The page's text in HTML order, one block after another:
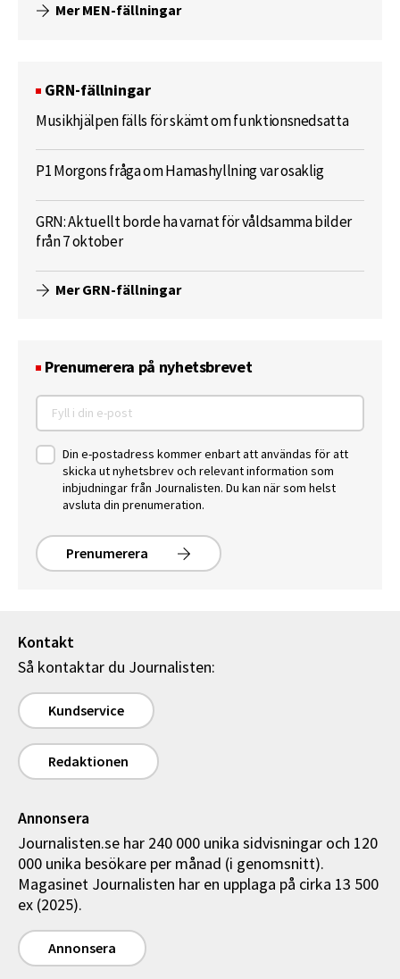
Mer MEN-fällningar
GRN-fällningar
Musikhjälpen fälls för skämt om funktionsnedsatta
P1 Morgons fråga om Hamashyllning var osaklig
GRN: Aktuellt borde ha varnat för våldsamma bilder
från 7 oktober
Mer GRN-fällningar
Prenumerera på nyhetsbrevet
Din e-postadress kommer enbart att användas för att
skicka ut nyhetsbrev och relevant information som
inbjudningar från Journalisten. Du kan när som helst
avsluta din prenumeration.
Prenumerera
Kontakt
Så kontaktar du Journalisten:
Kundservice
Redaktionen
Annonsera
Journalisten.se har 240 000 unika sidvisningar och 120
000 unika besökare per månad (i genomsnitt).
Magasinet Journalisten har en upplaga på cirka 13 500
ex (2025).
Annonsera